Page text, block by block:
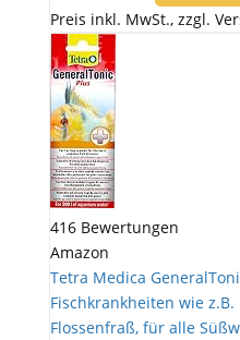
Preis inkl. MwSt., zzgl.
416 Bewertungen
Amazon
Tetra Medica
Fischkrankheiten wie
Flossenfraß, für alle